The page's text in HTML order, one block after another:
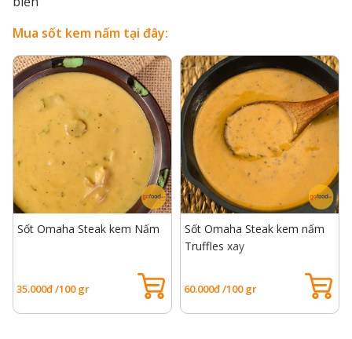
Mua sốt kem nấm tại đây:
Sốt Omaha Steak kem Nấm
35.000đ /100 gr
Sốt Omaha Steak kem nấm
Truffles xay
60.000đ /100 gr